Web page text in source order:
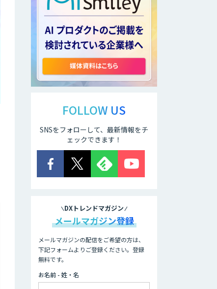
FOLLOW US
SNSをフォローして、最新情報をチ
ェックできます！
DXトレンドマガジン
メールマガジン登録
メールマガジンの配信をご希望の方は、
下記フォームよりご登録ください。登録
無料です。
お名前 - 姓・名